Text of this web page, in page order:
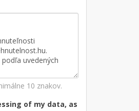
10 znakov.
of my data, as